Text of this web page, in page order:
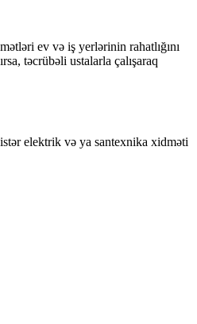
ev və iş yerlərinin rahatlığını
təcrübəli ustalarla çalışaraq
elektrik və ya santexnika xidməti